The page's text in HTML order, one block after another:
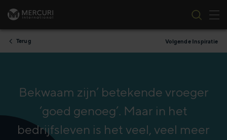
Ga naar inhoud
Terug Volgende Inspiratie
Bekwaam zijn’ betekende vroeger
‘goed genoeg’. Maar in het
bedrijfsleven is het veel, veel meer